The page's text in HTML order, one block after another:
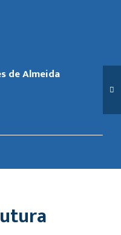
de Almeida